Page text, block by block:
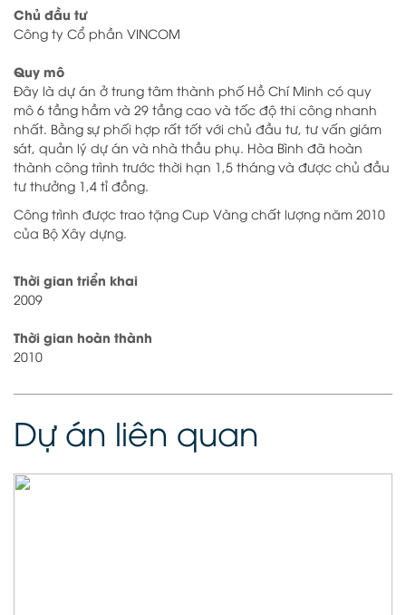
Chủ đầu tư
Công ty Cổ phần VINCOM
Quy mô
Đây là dự án ở trung tâm thành phố Hồ Chí Minh có quy
mô 6 tầng hầm và 29 tầng cao và tốc độ thi công nhanh
nhất. Bằng sự phối hợp rất tốt với chủ đầu tư, tư vấn giám
sát, quản lý dự án và nhà thầu phụ. Hòa Bình đã hoàn
thành công trình trước thời hạn 1,5 tháng và được chủ đầu
tư thưởng 1,4 tỉ đồng.
Công trình được trao tặng Cup Vàng chất lượng năm 2010
của Bộ Xây dựng.
Thời gian triển khai
2009
Thời gian hoàn thành
2010
Dự án liên quan